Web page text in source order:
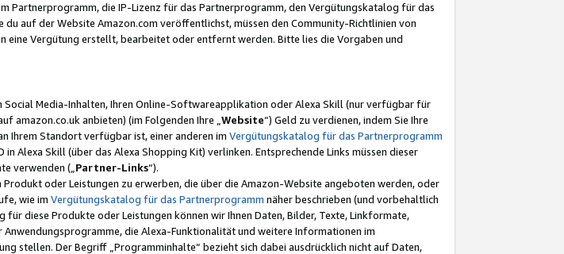
Partnerprogramm, die IP-Lizenz für das Partnerprogramm, den Vergütungskatalog für das
auf der Website Amazon.com veröffentlichst, müssen den Community-Richtlinien von
eine Vergütung erstellt, bearbeitet oder entfernt werden. Bitte lies die Vorgaben und
Media-Inhalten, Ihren Online-Softwareapplikation oder Alexa Skill (nur verfügbar für
amazon.co.uk anbieten) (im Folgenden Ihre „ Website“) Geld zu verdienen, indem Sie Ihre
Ihrem Standort verfügbar ist, einer anderen im Vergütungskatalog für das Partnerprogramm
in Alexa Skill (über das Alexa Shopping Kit) verlinken. Entsprechende Links müssen dieser
verwenden („ Partner-Links“).
oder Leistungen zu erwerben, die über die Amazon-Website angeboten werden, oder
wie im Vergütungskatalog für das Partnerprogramm näher beschrieben (und vorbehaltlich
diese Produkte oder Leistungen können wir Ihnen Daten, Bilder, Texte, Linkformate,
die Alexa-Funktionalität und weitere Informationen im
stellen. Der Begriff „Programminhalte“ bezieht sich dabei ausdrücklich nicht auf Daten,